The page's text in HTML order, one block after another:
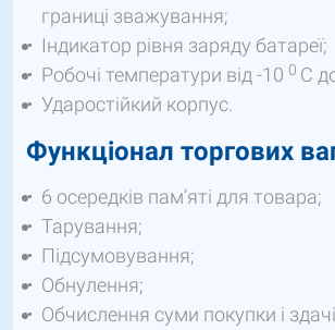
границі зважування;
Індикатор рівня заряду батареї;
Робочі температури від -10 0 С
Ударостійкий корпус.
Функціонал торгових
6 осередків пам’яті для товара;
Тарування;
Підсумовування;
Обнулення;
Обчислення суми покупки і